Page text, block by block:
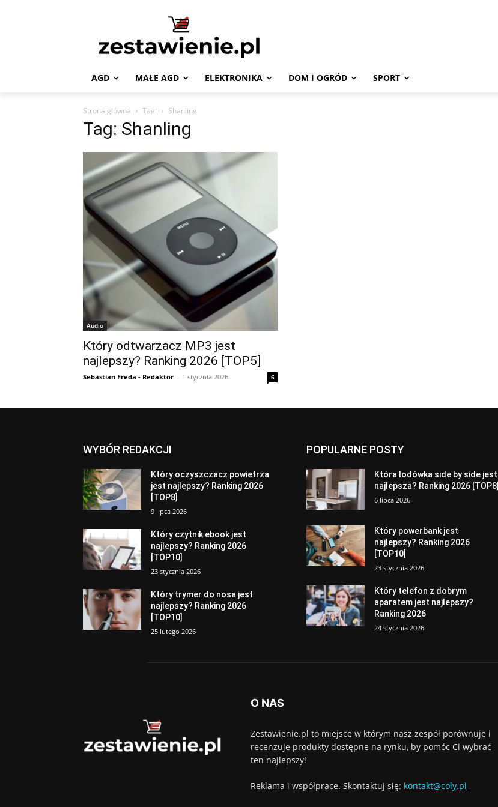
AGD MAŁE AGD ELEKTRONIKA DOM I OGRÓD SPORT
Strona główna Tagi Shanling
Tag: Shanling
Audio
Który odtwarzacz MP3 jest
najlepszy? Ranking 2026 [TOP5]
Sebastian Freda - Redaktor - 1 stycznia 2026 6
WYBÓR REDAKCJI
Który oczyszczacz powietrza
jest najlepszy? Ranking 2026
[TOP8]
9 lipca 2026
Który czytnik ebook jest
najlepszy? Ranking 2026
[TOP10]
23 stycznia 2026
Który trymer do nosa jest
najlepszy? Ranking 2026
[TOP10]
25 lutego 2026
POPULARNE POSTY
Która lodówka side by side jest
najlepsza? Ranking 2026 [TOP8]
6 lipca 2026
Który powerbank jest
najlepszy? Ranking 2026
[TOP10]
23 stycznia 2026
Który telefon z dobrym
aparatem jest najlepszy?
Ranking 2026
24 stycznia 2026
O NAS
Zestawienie.pl to miejsce w którym nasz zespół porównuje i
recenzuje produkty dostępne na rynku, by pomóc Ci wybrać
ten najlepszy!
Reklama i współprace. Skontaktuj się: kontakt@coly.pl